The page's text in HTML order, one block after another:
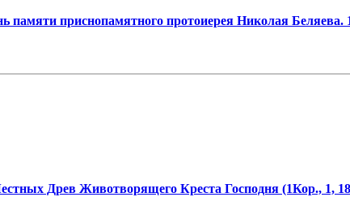
приснопамятного протоиерея Николая Беляева.
Древ Животворящего Креста Господня (1Кор., 1,